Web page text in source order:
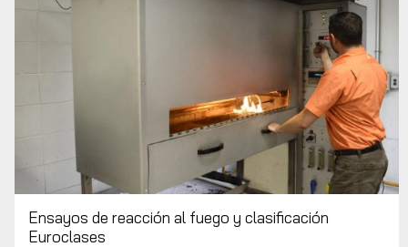
Ensayos de reacción al fuego y clasificación
Euroclases